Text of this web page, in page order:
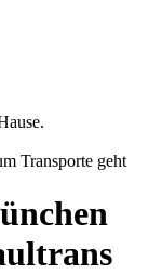
Transporte geht